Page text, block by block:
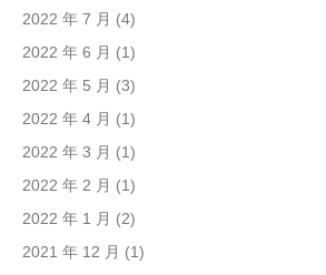
2022 年 7 月 (4)
2022 年 6 月 (1)
2022 年 5 月 (3)
2022 年 4 月 (1)
2022 年 3 月 (1)
2022 年 2 月 (1)
2022 年 1 月 (2)
2021 年 12 月 (1)